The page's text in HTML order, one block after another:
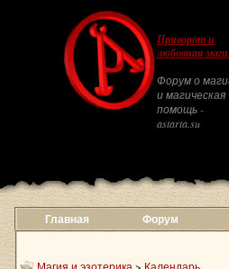
Приворот и
любовная
Форум о
и магическая
помощь -
astarta.su
Главная Форум